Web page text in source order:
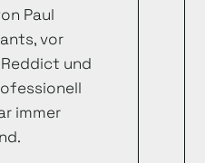
Paul
vor
Reddict und
immer